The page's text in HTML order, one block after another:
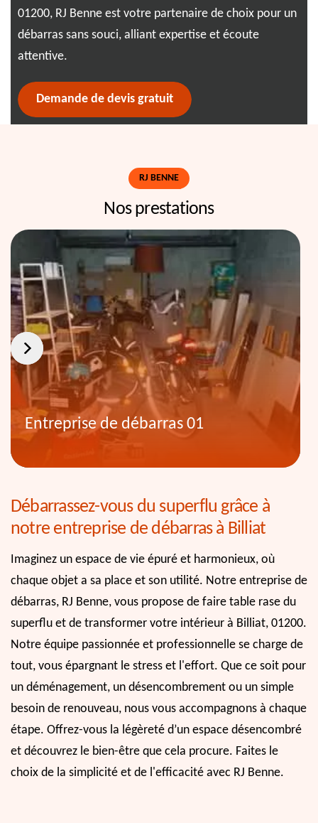
01200, RJ Benne est votre partenaire de choix pour un
débarras sans souci, alliant expertise et écoute
attentive.
Demande de devis gratuit
RJ BENNE
Nos prestations
Entreprise de débarras 01
Débarrassez-vous du superflu grâce à
notre entreprise de débarras à Billiat
Imaginez un espace de vie épuré et harmonieux, où
chaque objet a sa place et son utilité. Notre entreprise de
débarras, RJ Benne, vous propose de faire table rase du
superflu et de transformer votre intérieur à Billiat, 01200.
Notre équipe passionnée et professionnelle se charge de
tout, vous épargnant le stress et l'effort. Que ce soit pour
un déménagement, un désencombrement ou un simple
besoin de renouveau, nous vous accompagnons à chaque
étape. Offrez-vous la légèreté d’un espace désencombré
et découvrez le bien-être que cela procure. Faites le
choix de la simplicité et de l'efficacité avec RJ Benne.